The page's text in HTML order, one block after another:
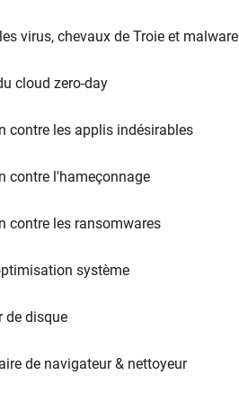
virus, chevaux de Troie et
cloud zero-day
contre les applis indésirables
contre l'hameçonnage
contre les ransomwares
système
de disque
de navigateur & nettoyeur